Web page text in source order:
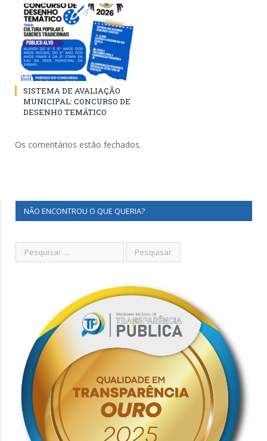
SISTEMA DE AVALIAÇÃO
MUNICIPAL: CONCURSO DE
DESENHO TEMÁTICO
Os comentários estão fechados.
NÃO ENCONTROU O QUE QUERIA?